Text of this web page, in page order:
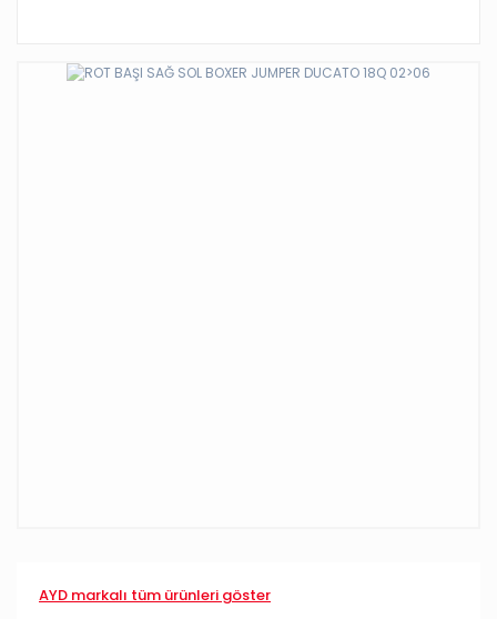
AYD markalı tüm ürünleri göster